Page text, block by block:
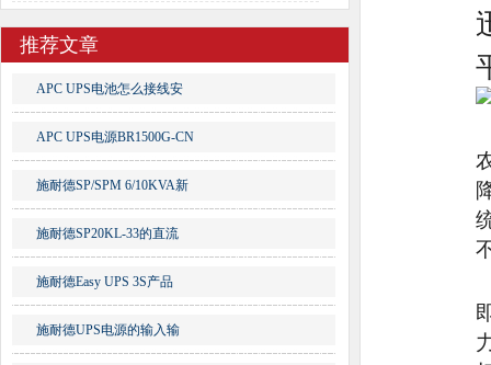
推荐文章
APC UPS电池怎么接线安
APC UPS电源BR1500G-CN
施耐德SP/SPM 6/10KVA新
施耐德SP20KL-33的直流
施耐德Easy UPS 3S产品
施耐德UPS电源的输入输